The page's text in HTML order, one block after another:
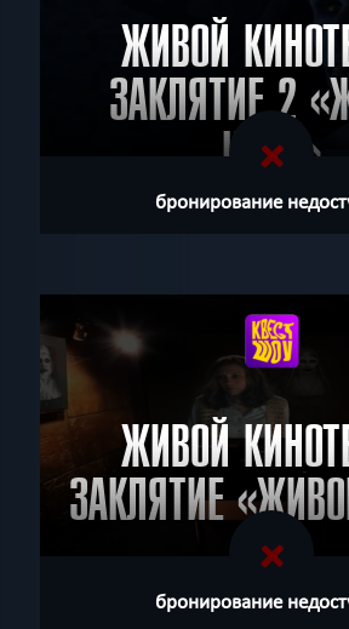
ЖИВОЙ
ЗАКЛЯТИЕ 2
КИНО»
бронирование
ЖИВОЙ
ЗАКЛЯТИЕ
бронирование